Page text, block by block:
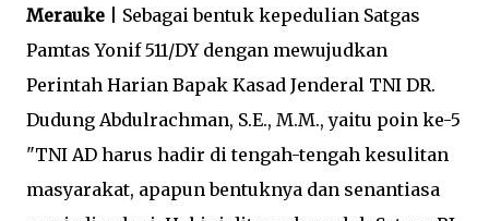
Merauke | Sebagai bentuk kepedulian Satgas
Pamtas Yonif 511/DY dengan mewujudkan
Perintah Harian Bapak Kasad Jenderal TNI DR.
Dudung Abdulrachman, S.E., M.M., yaitu poin ke-5
"TNI AD harus hadir di tengah-tengah kesulitan
masyarakat, apapun bentuknya dan senantiasa